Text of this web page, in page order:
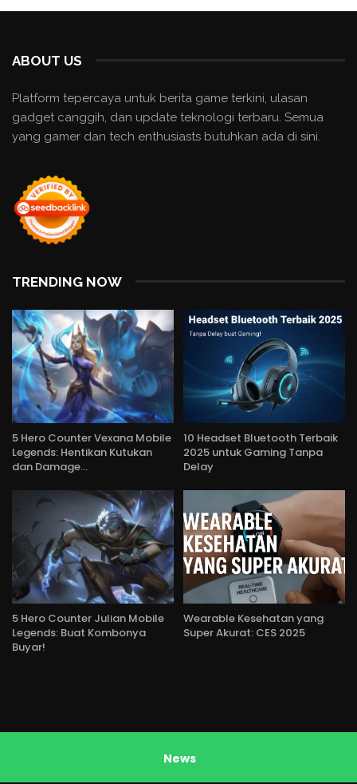
ABOUT US
Platform tepercaya untuk berita game terkini, ulasan
gadget canggih, dan update teknologi terbaru. Semua
yang gamer dan tech enthusiasts butuhkan ada di sini.
TRENDING NOW
5 Hero Counter Vexana Mobile
Legends: Hentikan Kutukan
dan Damage…
10 Headset Bluetooth Terbaik
2025 untuk Gaming Tanpa
Delay
5 Hero Counter Julian Mobile
Legends: Buat Kombonya
Buyar!
Wearable Kesehatan yang
Super Akurat: CES 2025
News